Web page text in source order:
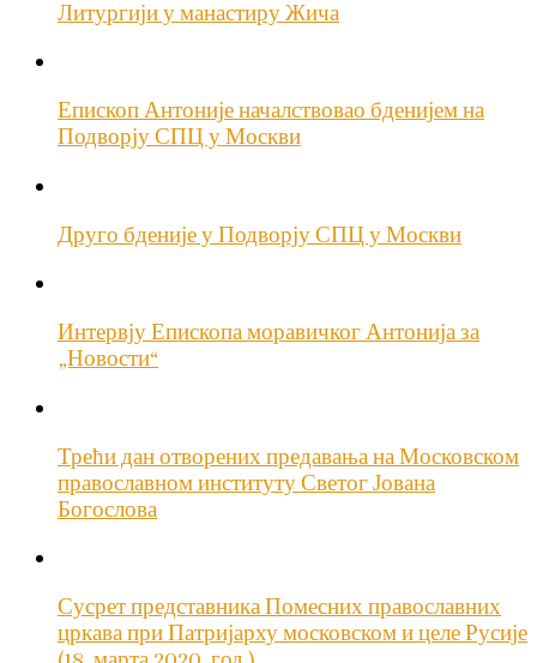
Литургији у манастиру Жича
Епископ Антоније началствовао бденијем на
Подворју СПЦ у Москви
Друго бденије у Подворју СПЦ у Москви
Интервју Епископа моравичког Антонија за
„Новости“
Трећи дан отворених предавања на Московском
православном институту Светог Јована
Богослова
Сусрет представника Помесних православних
цркава при Патријарху московском и целе Русије